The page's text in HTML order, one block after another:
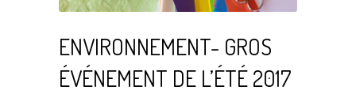
ENVIRONNEMENT- GROS
ÉVÉNEMENT DE L’ÉTÉ 2017